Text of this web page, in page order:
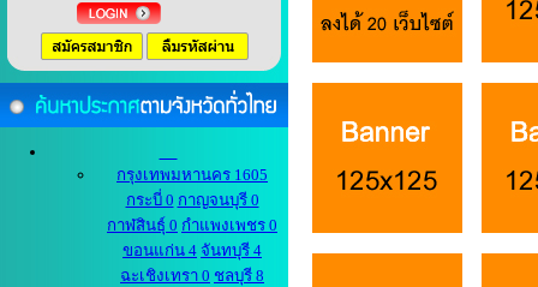
กรุงเทพมหานคร 1605
กระบี่ 0 กาญจนบุรี 0
กาฬสินธุ์ 0 กำแพงเพชร 0
ขอนแก่น 4 จันทบุรี 4
ฉะเชิงเทรา 0 ชลบุรี 8